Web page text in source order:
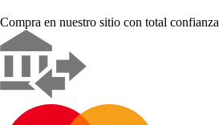
Compra en nuestro sitio con total confianza